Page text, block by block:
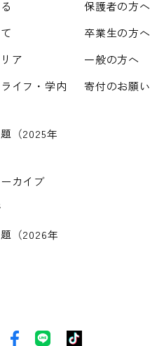
ア
イフ・学内
（2025年
カイブ
（2026年
保護者の方へ
卒業生の方へ
一般の方へ
寄付のお願い